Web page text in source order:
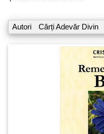
Autori Cărți Adevăr Divin